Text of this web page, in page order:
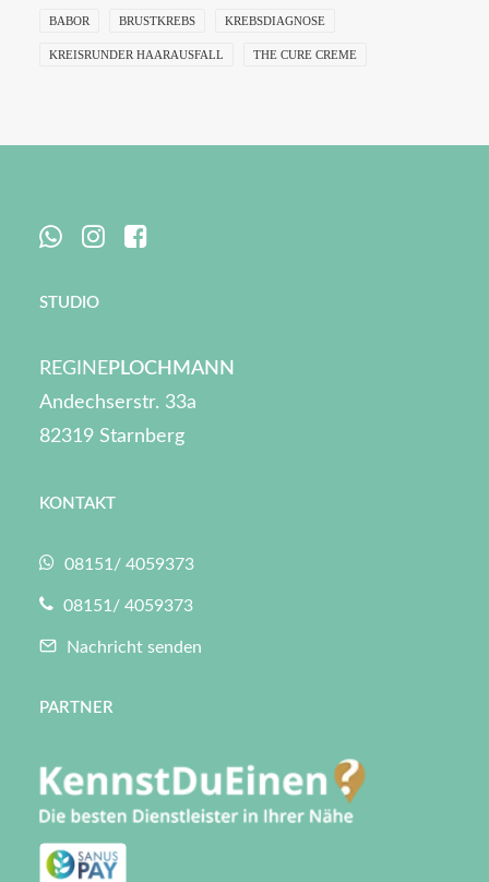
BABOR BRUSTKREBS KREBSDIAGNOSE
KREISRUNDER HAARAUSFALL THE CURE CREME
STUDIO
REGINEPLOCHMANN
Andechserstr. 33a
82319 Starnberg
KONTAKT
08151/ 4059373
08151/ 4059373
Nachricht senden
PARTNER